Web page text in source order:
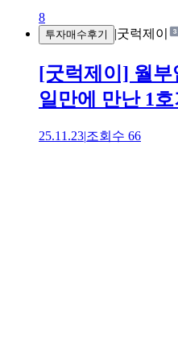
8
투자매수후기 |굿럭제이
[굿럭제이] 월부
일만에 만난 1호
25.11.23|조회수 66